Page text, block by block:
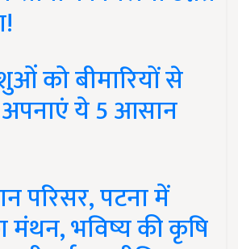
को बीमारियों से
ये 5 आसान
परिसर, पटना में
मंथन, भविष्य की कृषि